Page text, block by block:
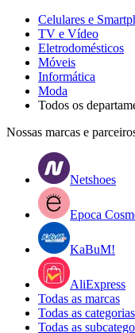
Celulares e
TV e Vídeo
Eletrodomésticos
Móveis
Informática
Moda
Todos os
Nossas marcas e
Netshoes
Epoca
KaBuM!
AliExpress
Todas as marcas
Todas as categorias
Todas as